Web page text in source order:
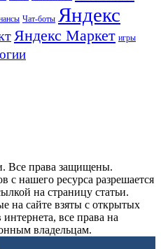
Чат-боты Яндекс
Яндекс Маркет игры
Все права защищены.
с нашего ресурса разрешается
на страницу статьи.
на сайте взяты с открытых
все права на
владельцам.